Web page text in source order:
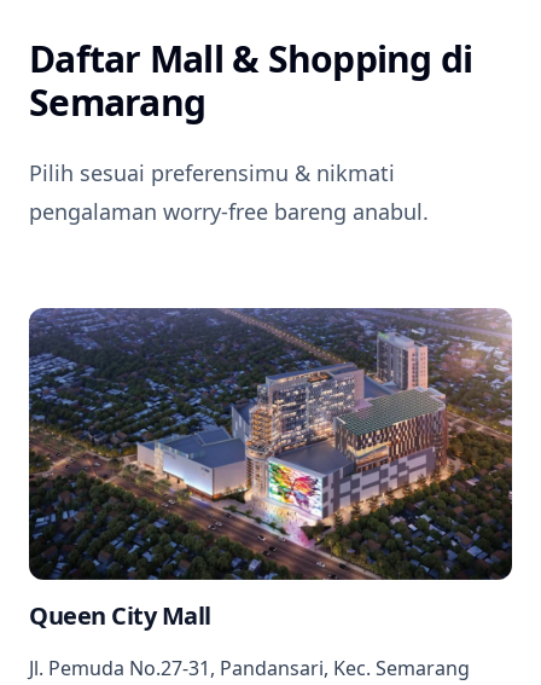
Daftar Mall & Shopping di
Semarang
Pilih sesuai preferensimu & nikmati
pengalaman worry-free bareng anabul.
Queen City Mall
Jl. Pemuda No.27-31, Pandansari, Kec. Semarang